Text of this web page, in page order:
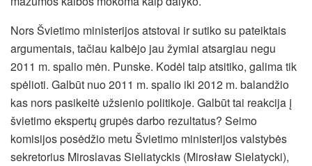
Nors Švietimo ministerijos atstovai ir sutiko su pateiktais
argumentais, tačiau kalbėjo jau žymiai atsargiau negu
2011 m. spalio mėn. Punske. Kodėl taip atsitiko, galima tik
spėlioti. Galbūt nuo 2011 m. spalio iki 2012 m. balandžio
kas nors pasikeitė užsienio politikoje. Galbūt tai reakcija į
švietimo ekspertų grupės darbo rezultatus? Seimo
komisijos posėdžio metu Švietimo ministerijos valstybės
sekretorius Miroslavas Sieliatyckis (Mirosław Sielatycki),